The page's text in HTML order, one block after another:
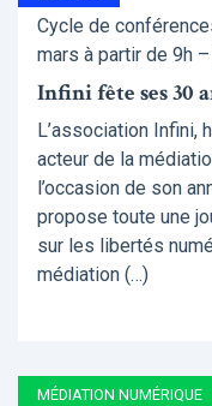
Cycle de
mars à partir de 9h
Infini fête ses 30
L’association
acteur de la
l’occasion de son
propose toute une
sur les libertés
médiation (…)
MÉDIATION NUMÉRIQUE